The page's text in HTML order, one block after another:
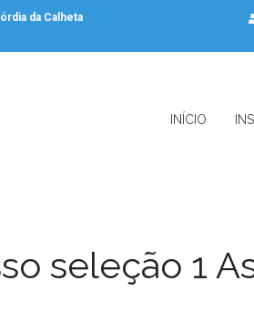
da Calheta
INÍCIO
seleção 1